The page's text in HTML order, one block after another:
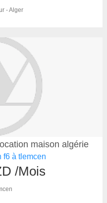
- Alger
maison algérie
f6 à tlemcen
/Mois